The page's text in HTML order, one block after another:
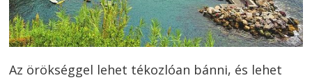
Az örökséggel lehet tékozlóan bánni, és lehet